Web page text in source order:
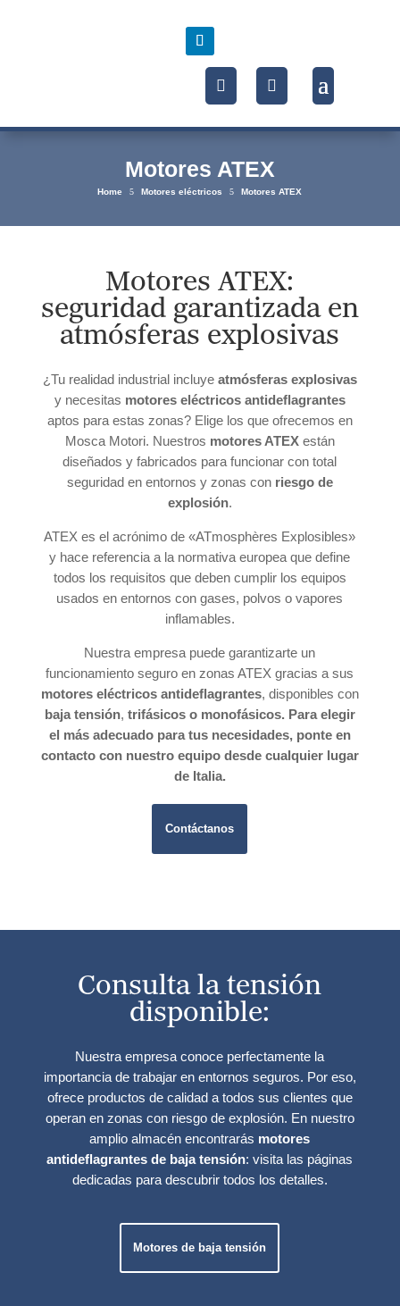
Motores ATEX
Home 5 Motores eléctricos 5 Motores ATEX
Motores ATEX:
seguridad garantizada en
atmósferas explosivas
¿Tu realidad industrial incluye atmósferas explosivas
y necesitas motores eléctricos antideflagrantes
aptos para estas zonas? Elige los que ofrecemos en
Mosca Motori. Nuestros motores ATEXestán
diseñados y fabricados para funcionar con total
seguridad en entornos y zonas con riesgo de
explosión.
ATEX es el acrónimo de «ATmosphères Explosibles»
y hace referencia a la normativa europea que define
todos los requisitos que deben cumplir los equipos
usados en entornos con gases, polvos o vapores
inflamables.
Nuestra empresa puede garantizarte un
funcionamiento seguro en zonas ATEX gracias a sus
motores eléctricos antideflagrantes, disponibles con
baja tensión, trifásicos o monofásicos. Para elegir
el más adecuado para tus necesidades, ponte en
contacto con nuestro equipo desde cualquier lugar
de Italia.
Contáctanos
Consulta la tensión
disponible:
Nuestra empresa conoce perfectamente la
importancia de trabajar en entornos seguros. Por eso,
ofrece productos de calidad a todos sus clientes que
operan en zonas con riesgo de explosión. En nuestro
amplio almacén encontrarás motores
antideflagrantes de baja tensión: visita las páginas
dedicadas para descubrir todos los detalles.
Motores de baja tensión